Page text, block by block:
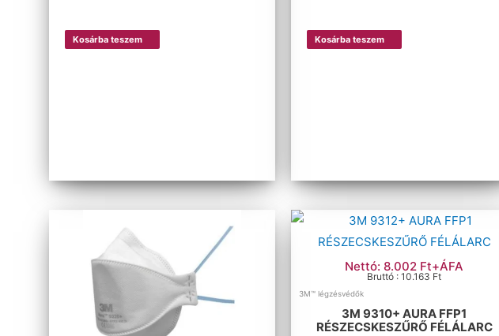
Kosárba teszem Kosárba teszem
Nettó: 8.002 Ft+ÁFA
Bruttó : 10.163 Ft
3M™ légzésvédők
3M 9310+ AURA FFP1
RÉSZECSKESZŰRŐ FÉLÁLARC